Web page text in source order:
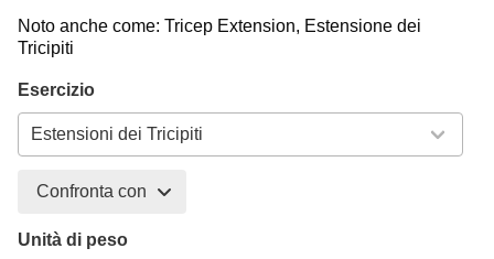
Noto anche come: Tricep Extension, Estensione dei
Tricipiti
Esercizio
Confronta con
Unità di peso